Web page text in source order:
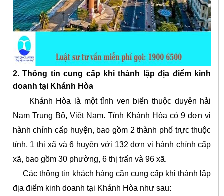
2. Thông tin cung cấp khi thành lập địa điểm kinh
doanh tại Khánh Hòa
Khánh Hòa là một tỉnh ven biển thuộc duyên hải
Nam Trung Bộ, Việt Nam. Tỉnh Khánh Hòa có 9 đơn vị
hành chính cấp huyện, bao gồm 2 thành phố trực thuộc
tỉnh, 1 thị xã và 6 huyện với 132 đơn vị hành chính cấp
xã, bao gồm 30 phường, 6 thị trấn và 96 xã.
Các thông tin khách hàng cần cung cấp khi thành lập
địa điểm kinh doanh tại Khánh Hòa như sau: